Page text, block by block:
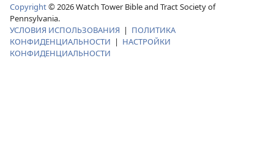
Copyright© 2026Watch Tower Bible and Tract Society of
Pennsylvania.
УСЛОВИЯ ИСПОЛЬЗОВАНИЯ | ПОЛИТИКА
КОНФИДЕНЦИАЛЬНОСТИ | НАСТРОЙКИ
КОНФИДЕНЦИАЛЬНОСТИ